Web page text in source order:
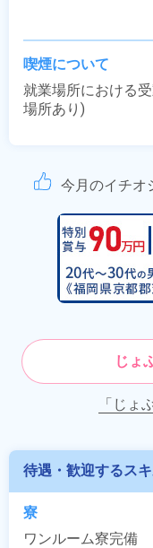
喫煙について
就業場所における
場所あり)
今月のイチオ
じょ
「じょ
待遇・歓迎するス
寮
ワンルーム寮完備